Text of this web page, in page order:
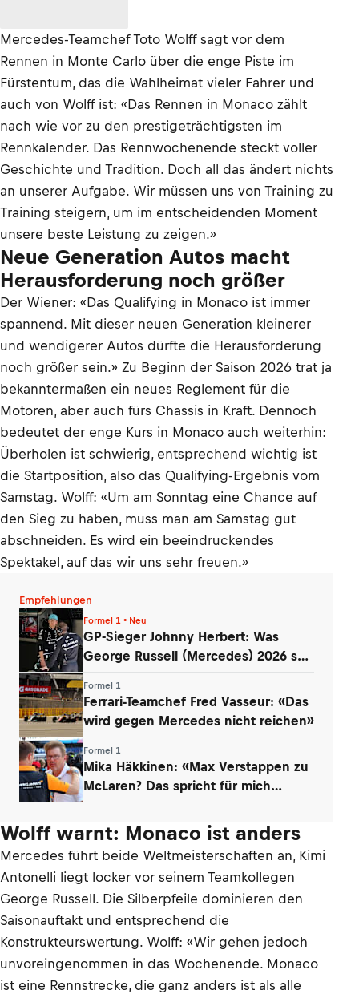
Mercedes-Teamchef Toto Wolff sagt vor dem
Rennen in Monte Carlo über die enge Piste im
Fürstentum, das die Wahlheimat vieler Fahrer und
auch von Wolff ist: «Das Rennen in Monaco zählt
nach wie vor zu den prestigeträchtigsten im
Rennkalender. Das Rennwochenende steckt voller
Geschichte und Tradition. Doch all das ändert nichts
an unserer Aufgabe. Wir müssen uns von Training zu
Training steigern, um im entscheidenden Moment
unsere beste Leistung zu zeigen.»
Neue Generation Autos macht
Herausforderung noch größer
Der Wiener: «Das Qualifying in Monaco ist immer
spannend. Mit dieser neuen Generation kleinerer
und wendigerer Autos dürfte die Herausforderung
noch größer sein.» Zu Beginn der Saison 2026 trat ja
bekanntermaßen ein neues Reglement für die
Motoren, aber auch fürs Chassis in Kraft. Dennoch
bedeutet der enge Kurs in Monaco auch weiterhin:
Überholen ist schwierig, entsprechend wichtig ist
die Startposition, also das Qualifying-Ergebnis vom
Samstag. Wolff: «Um am Sonntag eine Chance auf
den Sieg zu haben, muss man am Samstag gut
abschneiden. Es wird ein beeindruckendes
Spektakel, auf das wir uns sehr freuen.»
Empfehlungen
Formel 1 • Neu
GP-Sieger Johnny Herbert: Was
George Russell (Mercedes) 2026 so
Formel 1
Ferrari-Teamchef Fred Vasseur: «Das
wird gegen Mercedes nicht reichen»
Formel 1
Mika Häkkinen: «Max Verstappen zu
McLaren? Das spricht für mich
Wolff warnt: Monaco ist anders
Mercedes führt beide Weltmeisterschaften an, Kimi
Antonelli liegt locker vor seinem Teamkollegen
George Russell. Die Silberpfeile dominieren den
Saisonauftakt und entsprechend die
Konstrukteurswertung. Wolff: «Wir gehen jedoch
unvoreingenommen in das Wochenende. Monaco
ist eine Rennstrecke, die ganz anders ist als alle